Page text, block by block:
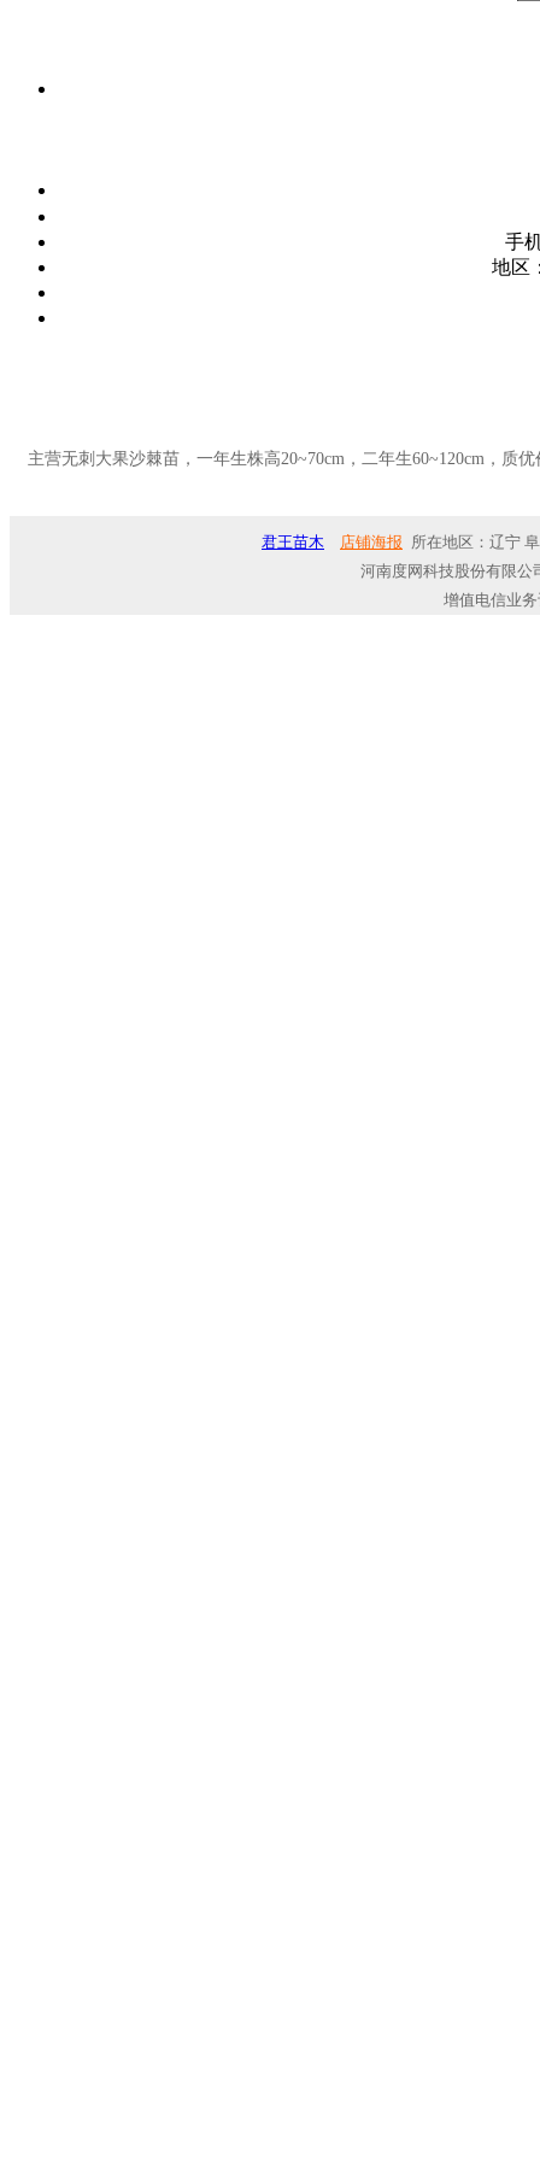
手
地区
主营无刺大果沙棘苗，一年生株高20~70cm，二年生60~120cm，质
君王苗木 店铺海报 所在地区：辽宁
河南度网科技股份有限
增值电信业